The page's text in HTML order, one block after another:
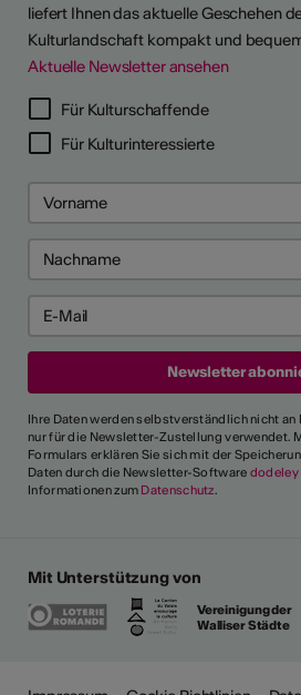
liefert Ihnen das aktuelle Geschehen
Kulturlandschaft kompakt und
Aktuelle Newsletter ansehen
Für Kulturschaffende
Für Kulturinteressierte
Ihre Daten werden selbstverständlich nicht
nur für die Newsletter-Zustellung verwendet.
Formulars erklären Sie sich mit der
Daten durch die Newsletter-Software dodeley
Informationen zum Datenschutz.
Mit Unterstützung von
Vereinigung der
Walliser Städte